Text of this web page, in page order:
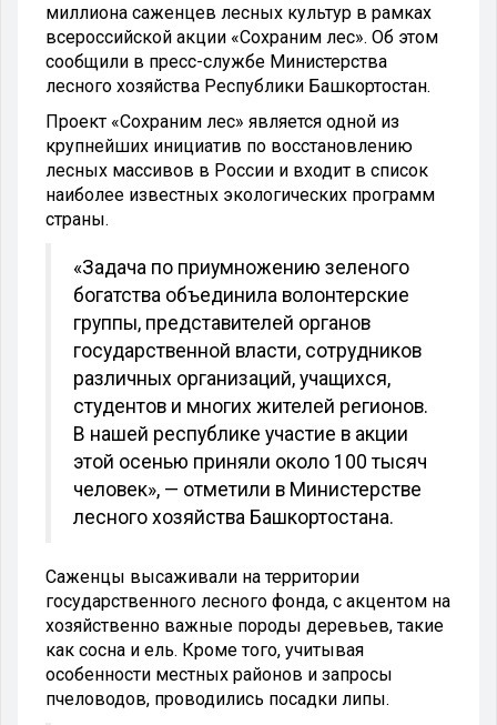
миллиона саженцев лесных культур в рамках
всероссийской акции «Сохраним лес». Об этом
сообщили в пресс-службе Министерства
лесного хозяйства Республики Башкортостан.
Проект «Сохраним лес» является одной из
крупнейших инициатив по восстановлению
лесных массивов в России и входит в список
наиболее известных экологических программ
страны.
«Задача по приумножению зеленого
богатства объединила волонтерские
группы, представителей органов
государственной власти, сотрудников
различных организаций, учащихся,
студентов и многих жителей регионов.
В нашей республике участие в акции
этой осенью приняли около 100 тысяч
человек», — отметили в Министерстве
лесного хозяйства Башкортостана.
Саженцы высаживали на территории
государственного лесного фонда, с акцентом на
хозяйственно важные породы деревьев, такие
как сосна и ель. Кроме того, учитывая
особенности местных районов и запросы
пчеловодов, проводились посадки липы.